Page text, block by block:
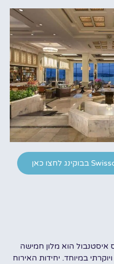
איסטנבול הוא מלון חמישה
במיוחד. יחידות האירוח